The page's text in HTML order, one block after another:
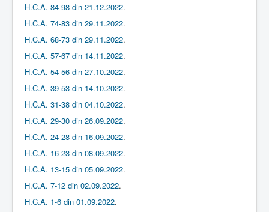
H.C.A. 84-98 din 21.12.2022.
H.C.A. 74-83 din 29.11.2022.
H.C.A. 68-73 din 29.11.2022.
H.C.A. 57-67 din 14.11.2022.
H.C.A. 54-56 din 27.10.2022.
H.C.A. 39-53 din 14.10.2022.
H.C.A. 31-38 din 04.10.2022.
H.C.A. 29-30 din 26.09.2022.
H.C.A. 24-28 din 16.09.2022.
H.C.A. 16-23 din 08.09.2022.
H.C.A. 13-15 din 05.09.2022.
H.C.A. 7-12 din 02.09.2022.
H.C.A. 1-6 din 01.09.2022.